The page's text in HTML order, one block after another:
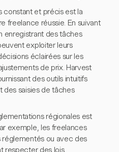
constant et précis est la
freelance réussie. En suivant
enregistrant des tâches
exploiter leurs
éclairées sur les
de prix. Harvest
des outils intuitifs
des saisies de tâches
régionales est
exemple, les freelances
réglementés ou avec des
respecter des lois